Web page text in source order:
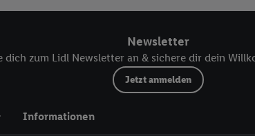
Newsletter
dich zum Lidl Newsletter an & sichere dir dein
Jetzt anmelden
Informationen
Utiq Ihre IP-Adresse an Ihren Netzbetreiber weiter, der
wie z.B. Ihrer Mobilfunknummer, eine Kennung für Utiq
und Erkenntnisse über Ihr Nutzungsverhalten
mittels dieser Technologie auch auf Diensten
- zusätzlich zur weiter unten erläuterten